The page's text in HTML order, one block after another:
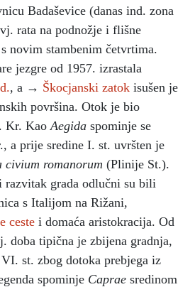
Badaševice (danas ind. zona
rata na podnožje i flišne
s novim stambenim četvrtima.
jezgre od 1957. izrastala
, a → Škocjanski zatok isušen je
površina. Otok je bio
Kr. Kao Aegida spominje se
a prije sredine I. st. uvršten je
civium romanorum (Plinije St.).
razvitak grada odlučni su bili
s Italijom na Rižani,
ceste i domaća aristokracija. Od
doba tipična je zbijena gradnja,
st. zbog dotoka prebjega iz
spominje Caprae sredinom